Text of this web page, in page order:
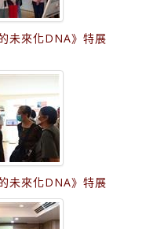
未來化DNA》特展
未來化DNA》特展